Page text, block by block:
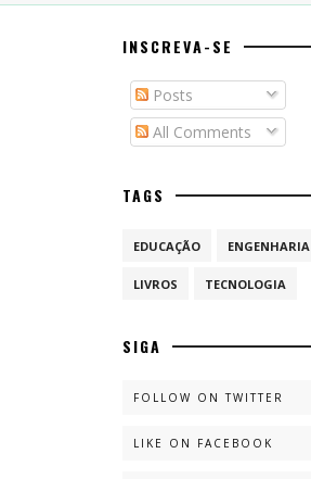
INSCREVA-SE
Posts
All Comments
TAGS
EDUCAÇÃO ENGENHARIA
LIVROS TECNOLOGIA
SIGA
FOLLOW ON TWITTER
LIKE ON FACEBOOK